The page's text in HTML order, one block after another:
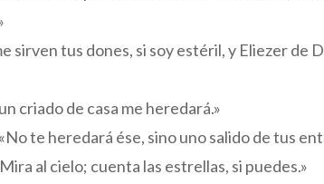
sirven tus dones, si soy estéril, y Eliezer de
criado de casa me heredará.»
te heredará ése, sino uno salido de tus
al cielo; cuenta las estrellas, si puedes.»